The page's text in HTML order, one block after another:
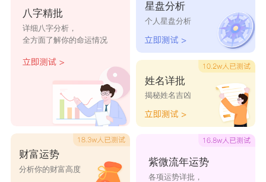
八字精批
详细八字分析，
全方面了解你的命运情况
财富运势
分析你的财富高度
星盘分析
个人星盘分析
姓名详批
揭秘姓名吉凶
紫微流年运势
各项运势详批，